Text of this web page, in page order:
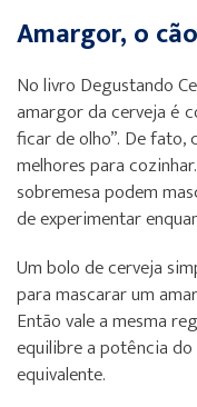
Amargor, o
No livro Degustando
amargor da cerveja é
ficar de olho”. De fato,
melhores para
sobremesa podem
de experimentar
Um bolo de cerveja
para mascarar um
Então vale a mesma
equilibre a potência
equivalente.